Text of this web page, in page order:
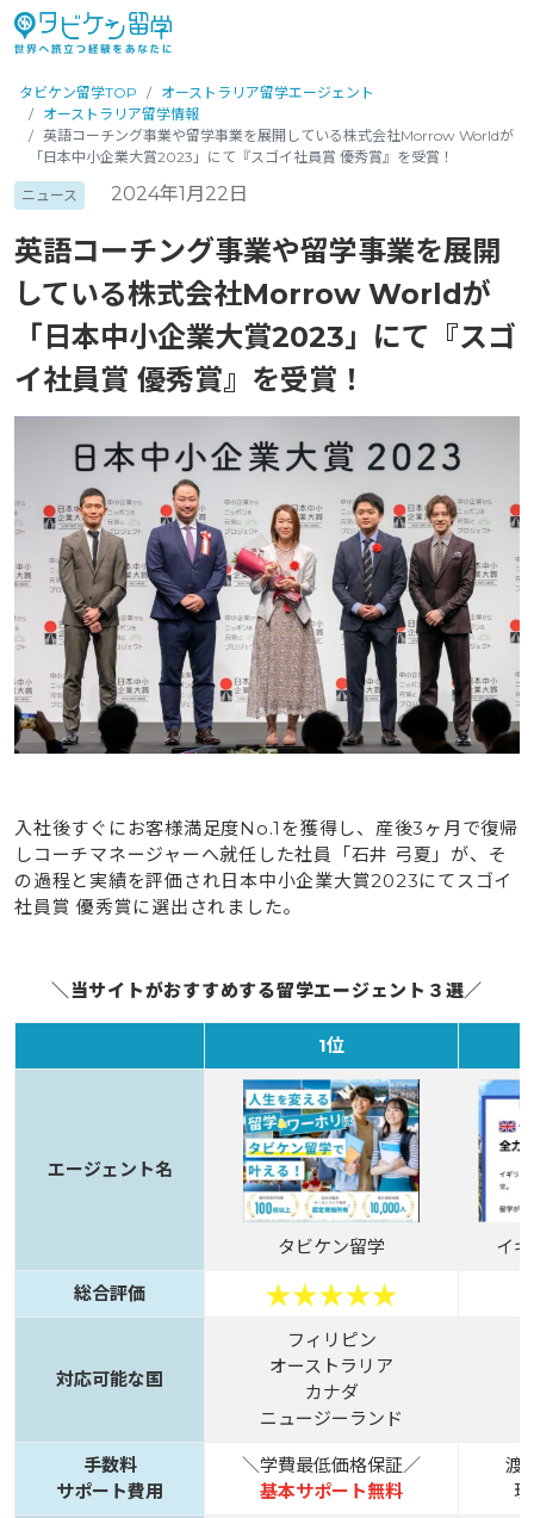
タビケン留学TOP
オーストラリア留学エージェント
オーストラリア留学情報
英語コーチング事業や留学事業を展開している株式会社Morrow Worldが
「日本中小企業大賞2023」にて『スゴイ社員賞 優秀賞』を受賞！
ニュース 2024年1月22日
英語コーチング事業や留学事業を展開
している株式会社Morrow Worldが
「日本中小企業大賞2023」にて『スゴ
イ社員賞 優秀賞』を受賞！
入社後すぐにお客様満足度No.1を獲得し、産後3ヶ月で復帰
しコーチマネージャーへ就任した社員「石井 弓夏」が、そ
の過程と実績を評価され日本中小企業大賞2023にてスゴイ
社員賞 優秀賞に選出されました。
＼当サイトがおすすめする留学エージェント３選／
1位
エージェント名
タビケン留学 イ
総合評価
対応可能な国
フィリピン
オーストラリア
カナダ
ニュージーランド
手数料
サポート費用
＼学費最低価格保証／
基本サポート無料
渡